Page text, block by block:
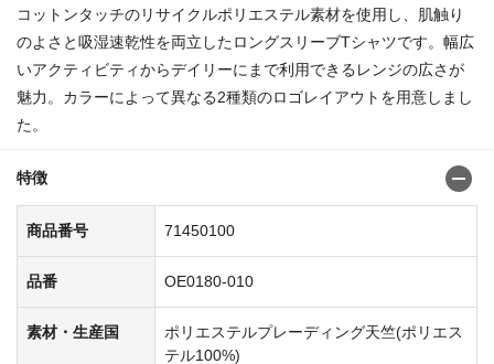
コットンタッチのリサイクルポリエステル素材を使用し、肌触り
のよさと吸湿速乾性を両立したロングスリーブTシャツです。幅広
いアクティビティからデイリーにまで利用できるレンジの広さが
魅力。カラーによって異なる2種類のロゴレイアウトを用意しまし
た。
特徴
商品番号 71450100
品番 OE0180-010
素材・生産国
ポリエステルプレーディング天竺(ポリエス
テル100%)